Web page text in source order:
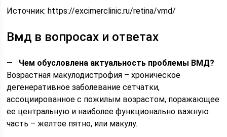
Источник:https://excimerclinic.ru/retina/vmd/
Вмд в вопросах и ответах
— Чем обусловлена актуальность проблемы ВМД?
Возрастная макулодистрофия – хроническое
дегенеративное заболевание сетчатки,
ассоциированное с пожилым возрастом, поражающее
ее центральную и наиболее функционально важную
часть – желтое пятно, или макулу.